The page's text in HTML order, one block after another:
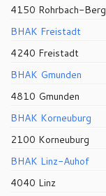
4150 Rohrbach-Berg
BHAK Freistadt
4240 Freistadt
BHAK Gmunden
4810 Gmunden
BHAK Korneuburg
2100 Korneuburg
BHAK Linz-Auhof
4040 Linz